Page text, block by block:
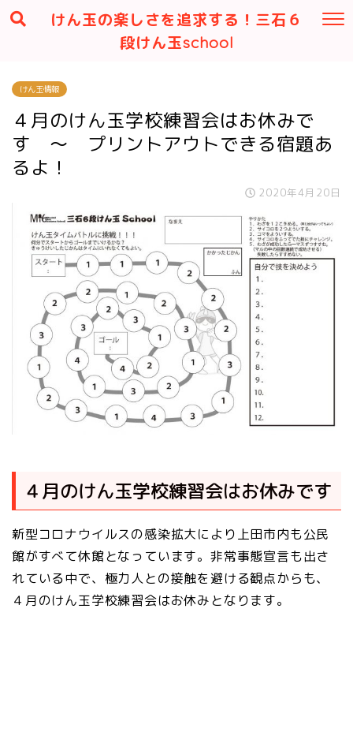
けん玉の楽しさを追求する！三石６
段けん玉school
けん玉情報
４月のけん玉学校練習会はお休みで
す ～ プリントアウトできる宿題あ
るよ！
2020年4月20日
４月のけん玉学校練習会はお休みです
新型コロナウイルスの感染拡大により上田市内も公民
館がすべて休館となっています。非常事態宣言も出さ
れている中で、極力人との接触を避ける観点からも、
４月のけん玉学校練習会はお休みとなります。